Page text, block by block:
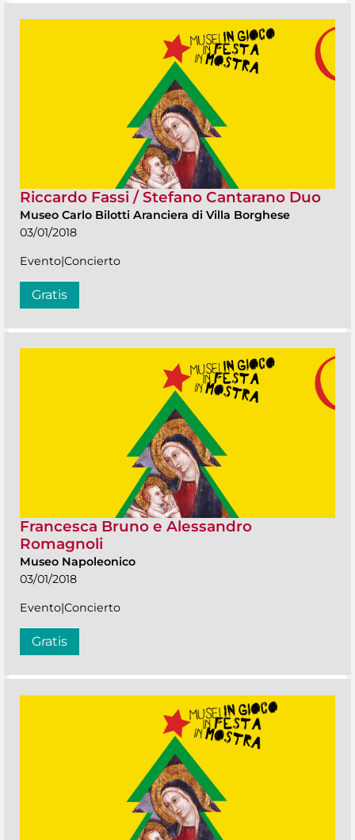
Riccardo Fassi / Stefano Cantarano Duo
Museo Carlo Bilotti Aranciera di Villa Borghese
03/01/2018
Evento|Concierto
Gratis
Francesca Bruno e Alessandro
Romagnoli
Museo Napoleonico
03/01/2018
Evento|Concierto
Gratis